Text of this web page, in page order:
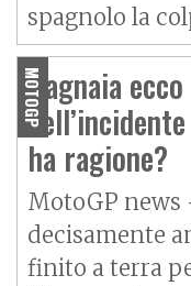
spagnolo la
MOTOGP
Bagnaia
ha ragione?
MotoGP news
decisamente
finito a terra